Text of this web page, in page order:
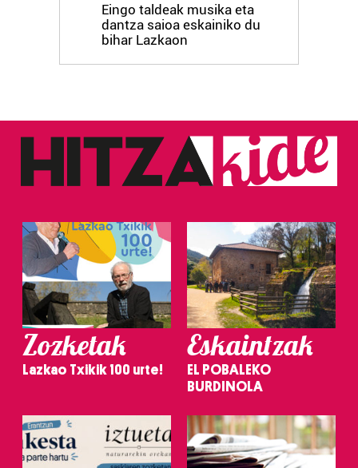
Eingo taldeak musika eta
dantza saioa eskainiko du
bihar Lazkaon
Zozketak
Lazkao Txikik 100 urte!
Eskaintzak
EL POBALEKO
BURDINOLA